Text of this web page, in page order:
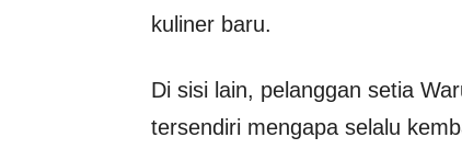
kuliner baru.
Di sisi lain, pelanggan setia
tersendiri mengapa selalu